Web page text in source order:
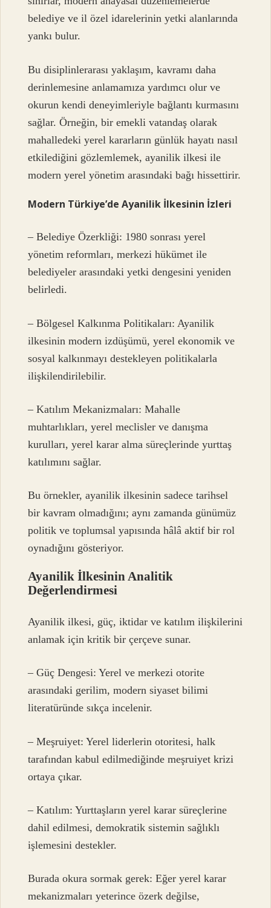
belediye ve il özel idarelerinin yetki alanlarında
yankı bulur.
Bu disiplinlerarası yaklaşım, kavramı daha
derinlemesine anlamamıza yardımcı olur ve
okurun kendi deneyimleriyle bağlantı kurmasını
sağlar. Örneğin, bir emekli vatandaş olarak
mahalledeki yerel kararların günlük hayatı nasıl
etkilediğini gözlemlemek, ayanilik ilkesi ile
modern yerel yönetim arasındaki bağı hissettirir.
Modern Türkiye’de Ayanilik İlkesinin İzleri
– Belediye Özerkliği: 1980 sonrası yerel
yönetim reformları, merkezi hükümet ile
belediyeler arasındaki yetki dengesini yeniden
belirledi.
– Bölgesel Kalkınma Politikaları: Ayanilik
ilkesinin modern izdüşümü, yerel ekonomik ve
sosyal kalkınmayı destekleyen politikalarla
ilişkilendirilebilir.
– Katılım Mekanizmaları: Mahalle
muhtarlıkları, yerel meclisler ve danışma
kurulları, yerel karar alma süreçlerinde yurttaş
katılımını sağlar.
Bu örnekler, ayanilik ilkesinin sadece tarihsel
bir kavram olmadığını; aynı zamanda günümüz
politik ve toplumsal yapısında hâlâ aktif bir rol
oynadığını gösteriyor.
Ayanilik İlkesinin Analitik
Değerlendirmesi
Ayanilik ilkesi, güç, iktidar ve katılım ilişkilerini
anlamak için kritik bir çerçeve sunar.
– Güç Dengesi: Yerel ve merkezi otorite
arasındaki gerilim, modern siyaset bilimi
literatüründe sıkça incelenir.
– Meşruiyet: Yerel liderlerin otoritesi, halk
tarafından kabul edilmediğinde meşruiyet krizi
ortaya çıkar.
– Katılım: Yurttaşların yerel karar süreçlerine
dahil edilmesi, demokratik sistemin sağlıklı
işlemesini destekler.
Burada okura sormak gerek: Eğer yerel karar
mekanizmaları yeterince özerk değilse,